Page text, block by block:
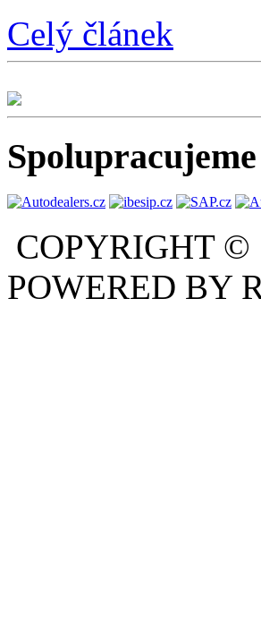
Celý článek
Spolupracujeme
COPYRIGHT ©
POWERED BY